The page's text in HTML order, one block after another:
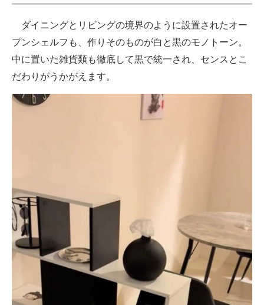
ダイニングとリビングの境界のように設置されたオー
プンシェルフも、作りそのものが白と黒のモノトーン。
中に置いた雑貨類も徹底して黒で統一され、センスとこ
だわりがうかがえます。